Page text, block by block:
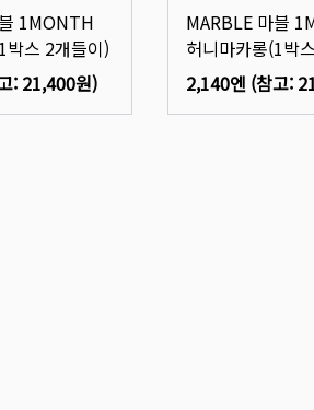
1MONTH
박스 2개들이)
: 21,400원)
MARBLE 마블
허니마카롱(1박
2,140엔 (참고: